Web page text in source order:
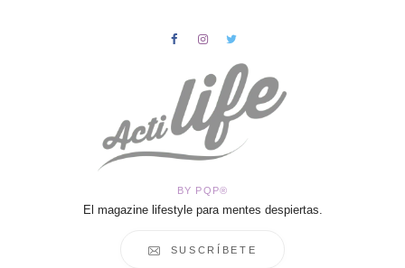
BY PQP®
El magazine lifestyle para mentes despiertas.
SUSCRÍBETE
HOME
Salud